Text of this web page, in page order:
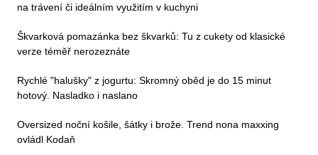
na trávení či ideálním využitím v kuchyni
Škvarková pomazánka bez škvarků: Tu z cukety od klasické
verze téměř nerozeznáte
Rychlé "halušky" z jogurtu: Skromný oběd je do 15 minut
hotový. Nasladko i naslano
Oversized noční košile, šátky i brože. Trend nona maxxing
ovládl Kodaň